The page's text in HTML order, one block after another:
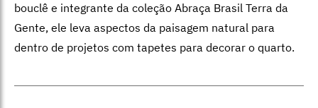
bouclê e integrante da coleção Abraça Brasil Terra da
Gente, ele leva aspectos da paisagem natural para
dentro de projetos com tapetes para decorar o quarto.